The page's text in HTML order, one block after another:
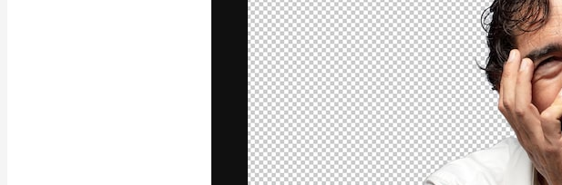
A plataforma criativa para você direcionar
seu melhor trabalho. Mais de 1 milhão de
assinantes entre criativos, empresas,
agências e estúdios.
Português